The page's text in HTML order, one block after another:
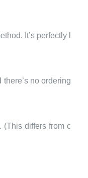
It’s perfectly l
no ordering
(This differs from c